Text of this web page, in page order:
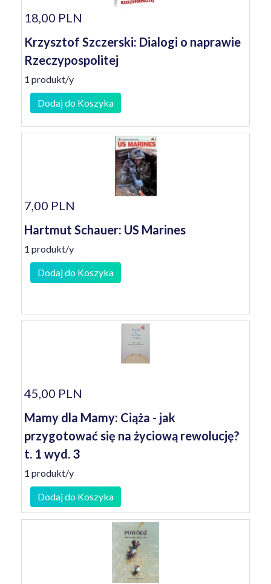
18,00 PLN
Krzysztof Szczerski: Dialogi o naprawie
Rzeczypospolitej
1 produkt/y
Dodaj do Koszyka
7,00 PLN
Hartmut Schauer: US Marines
1 produkt/y
Dodaj do Koszyka
45,00 PLN
Mamy dla Mamy: Ciąża - jak
przygotować się na życiową rewolucję?
t. 1 wyd. 3
1 produkt/y
Dodaj do Koszyka